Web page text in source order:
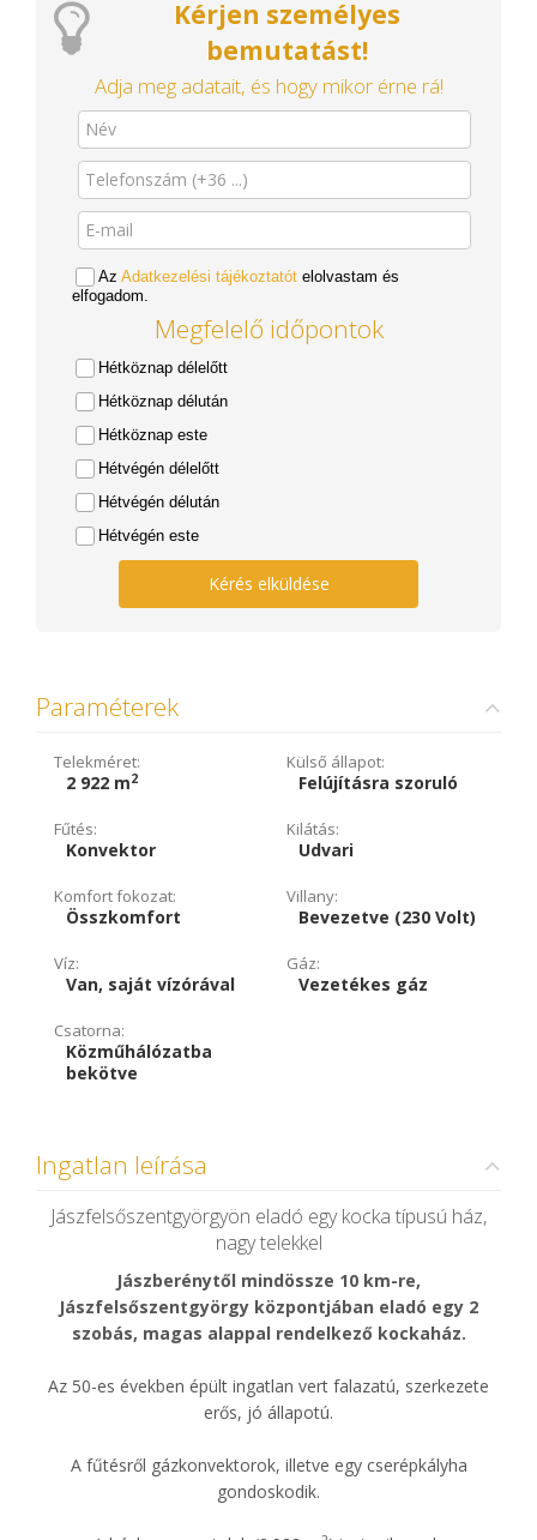
Kérjen személyes
bemutatást!
Adja meg adatait, és hogy mikor érne rá!
Az Adatkezelési tájékoztatót elolvastam és
elfogadom.
Megfelelő időpontok
Hétköznap délelőtt
Hétköznap délután
Hétköznap este
Hétvégén délelőtt
Hétvégén délután
Hétvégén este
Kérés elküldése
Paraméterek
Telekméret:
2 922 m2
Külső állapot:
Felújításra szoruló
Fűtés:
Konvektor
Kilátás:
Udvari
Komfort fokozat:
Összkomfort
Villany:
Bevezetve (230 Volt)
Víz:
Van, saját vízórával
Gáz:
Vezetékes gáz
Csatorna:
Közműhálózatba
bekötve
Ingatlan leírása
Jászfelsőszentgyörgyön eladó egy kocka típusú ház,
nagy telekkel
Jászberénytől mindössze 10 km-re,
Jászfelsőszentgyörgy központjában eladó egy 2
szobás, magas alappal rendelkező kockaház.
Az 50-es években épült ingatlan vert falazatú, szerkezete
erős, jó állapotú.
A fűtésről gázkonvektorok, illetve egy cserépkályha
gondoskodik.